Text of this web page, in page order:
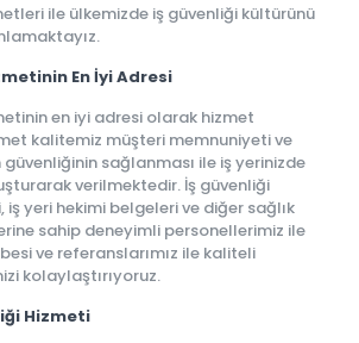
ile ülkemizde iş güvenliği kültürünü
En İyi Adresi
en iyi adresi olarak hizmet
kalitemiz müşteri memnuniyeti ve
sağlanması ile iş yerinizde
verilmektedir. İş güvenliği
iş yeri hekimi belgeleri ve diğer sağlık
sahip deneyimli personellerimiz ile
ve referanslarımız ile kaliteli
kolaylaştırıyoruz.
Hizmeti